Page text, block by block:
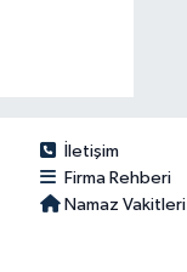
İletişim
Firma Rehberi
Namaz Vakitleri